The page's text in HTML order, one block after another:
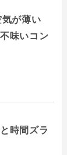
が薄い
味いコン
時間ズラ